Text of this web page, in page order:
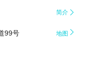
简介 
99号 地图 